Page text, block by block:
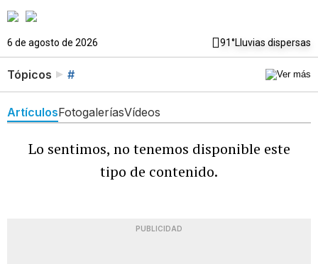
6 de agosto de 2026 91°Lluvias dispersas
Tópicos #
ArtículosFotogaleríasVídeos
Lo sentimos, no tenemos disponible este
tipo de contenido.
PUBLICIDAD